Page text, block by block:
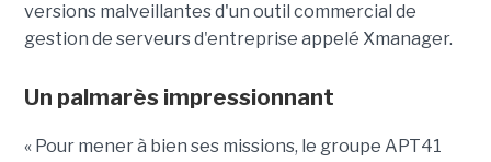
versions malveillantes d'un outil commercial de
gestion de serveurs d'entreprise appelé Xmanager.
Un palmarès impressionnant
« Pour mener à bien ses missions, le groupe APT41